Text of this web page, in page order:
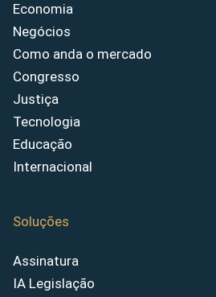
Economia
Negócios
Como anda o mercado
Congresso
Justiça
Tecnologia
Educação
Internacional
Soluções
Assinatura
IA Legislação